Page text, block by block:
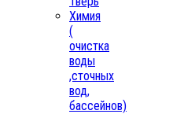
Химия
(
очистка
воды
,сточных
вод,
бассейнов)